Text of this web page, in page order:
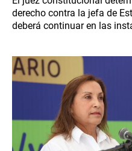
derecho contra la jefa de
deberá continuar en las